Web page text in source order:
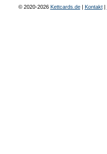
© 2020-2026 Kettcards.de| Kontakt|